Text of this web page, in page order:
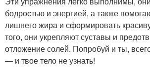
бодростью и энергией, а также
лишнего жира и сформировать
того, они укрепляют суставы и
отложение солей. Попробуй и ты,
— и твое тело не узнать!